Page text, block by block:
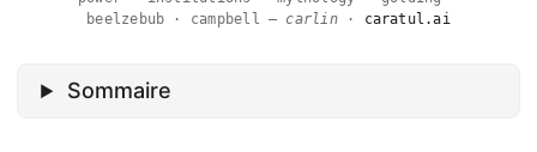
beelzebub · campbell — carlin· caratul.ai
Sommaire